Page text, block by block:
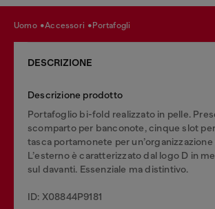
uomo accessori portafogli
DESCRIZIONE
Descrizione prodotto
Portafoglio bi-fold realizzato in pelle.
scomparto per banconote, cinque slot
tasca portamonete per
L’esterno è caratterizzato dal logo D in
sul davanti. Essenziale ma distintivo.
ID: X08844P9181